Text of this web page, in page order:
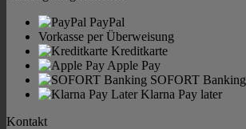
PayPal
Vorkasse per Überweisung
Kreditkarte
Apple Pay
SOFORT Banking
Klarna Pay later
Kontakt